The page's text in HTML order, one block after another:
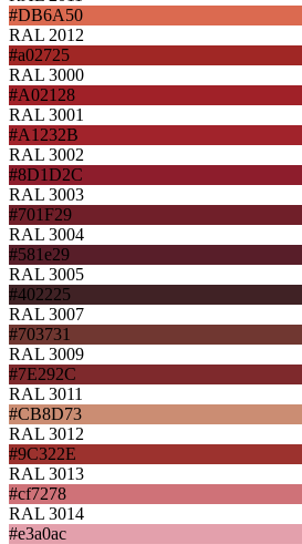
#DB6A50
RAL 2012
#a02725
RAL 3000
#A02128
RAL 3001
#A1232B
RAL 3002
#8D1D2C
RAL 3003
#701F29
RAL 3004
#581e29
RAL 3005
#402225
RAL 3007
#703731
RAL 3009
#7E292C
RAL 3011
#CB8D73
RAL 3012
#9C322E
RAL 3013
#cf7278
RAL 3014
#e3a0ac